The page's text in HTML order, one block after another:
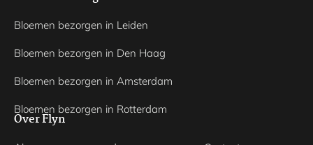
Bloemen bezorgen in Leiden
Bloemen bezorgen in Den Haag
Bloemen bezorgen in Amsterdam
Bloemen bezorgen in Rotterdam
Over Flyn